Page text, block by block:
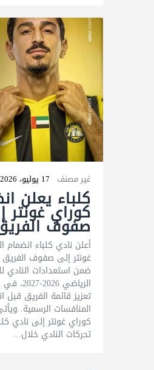
غير مصنف 17 يوليو، 2026
كلباء يعلن
كوراي غونتر
صفوف
أعلن نادي كلباء انضمام
غونتر إلى صفوف الفريق
ضمن استعدادات النادي
الرياضي
تعزيز قائمة الفريق قبل
المنافسات الرسمية.
كوراي غونتر إلى نادي
تحركات النادي خلال…